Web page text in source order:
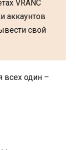
VRANC
аккаунтов
свой
всех один –